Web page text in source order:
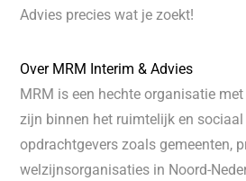
Advies precies wat je zoekt!
Over MRM Interim & Advies
MRM is een hechte organisatie
zijn binnen het ruimtelijk en
opdrachtgevers zoals gemeenten,
welzijnsorganisaties in Noord-